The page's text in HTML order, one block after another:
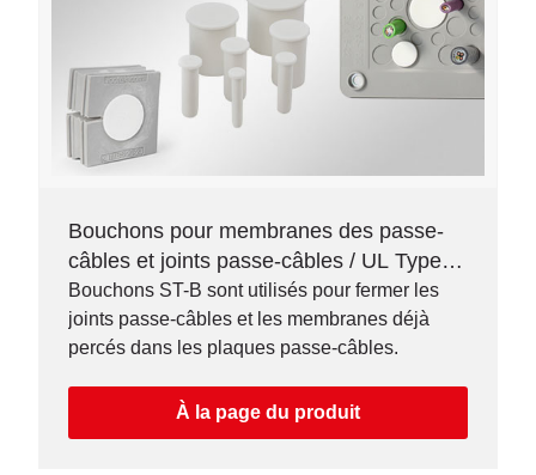
Bouchons pour membranes des passe-
câbles et joints passe-câbles / UL Type
12/4X*
Bouchons ST-B sont utilisés pour fermer les
joints passe-câbles et les membranes déjà
percés dans les plaques passe-câbles.
À la page du produit